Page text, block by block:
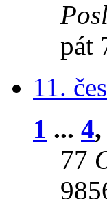
pát
11.
1 ... 4,
77